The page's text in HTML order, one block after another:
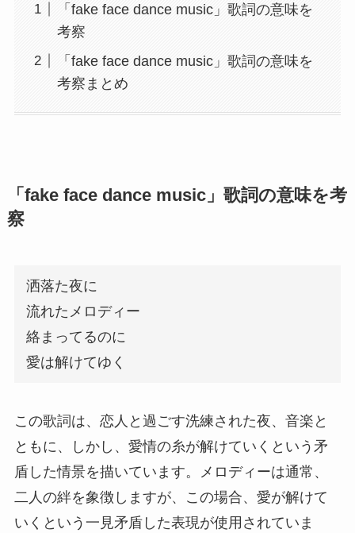
「fake face dance music」歌詞の意味を
考察
「fake face dance music」歌詞の意味を
考察まとめ
「fake face dance music」歌詞の意味を考
察
洒落た夜に
流れたメロディー
絡まってるのに
愛は解けてゆく
この歌詞は、恋人と過ごす洗練された夜、音楽と
ともに、しかし、愛情の糸が解けていくという矛
盾した情景を描いています。メロディーは通常、
二人の絆を象徴しますが、この場合、愛が解けて
いくという一見矛盾した表現が使用されていま